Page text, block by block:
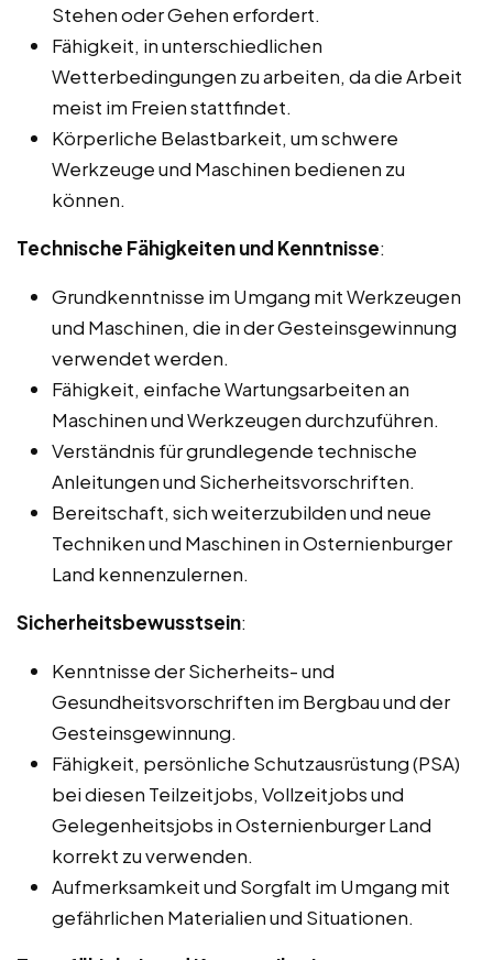
Stehen oder Gehen erfordert.
Fähigkeit, in unterschiedlichen
Wetterbedingungen zu arbeiten, da die Arbeit
meist im Freien stattfindet.
Körperliche Belastbarkeit, um schwere
Werkzeuge und Maschinen bedienen zu
können.
Technische Fähigkeiten und Kenntnisse:
Grundkenntnisse im Umgang mit Werkzeugen
und Maschinen, die in der Gesteinsgewinnung
verwendet werden.
Fähigkeit, einfache Wartungsarbeiten an
Maschinen und Werkzeugen durchzuführen.
Verständnis für grundlegende technische
Anleitungen und Sicherheitsvorschriften.
Bereitschaft, sich weiterzubilden und neue
Techniken und Maschinen in Osternienburger
Land kennenzulernen.
Sicherheitsbewusstsein:
Kenntnisse der Sicherheits- und
Gesundheitsvorschriften im Bergbau und der
Gesteinsgewinnung.
Fähigkeit, persönliche Schutzausrüstung (PSA)
bei diesen Teilzeitjobs, Vollzeitjobs und
Gelegenheitsjobs in Osternienburger Land
korrekt zu verwenden.
Aufmerksamkeit und Sorgfalt im Umgang mit
gefährlichen Materialien und Situationen.